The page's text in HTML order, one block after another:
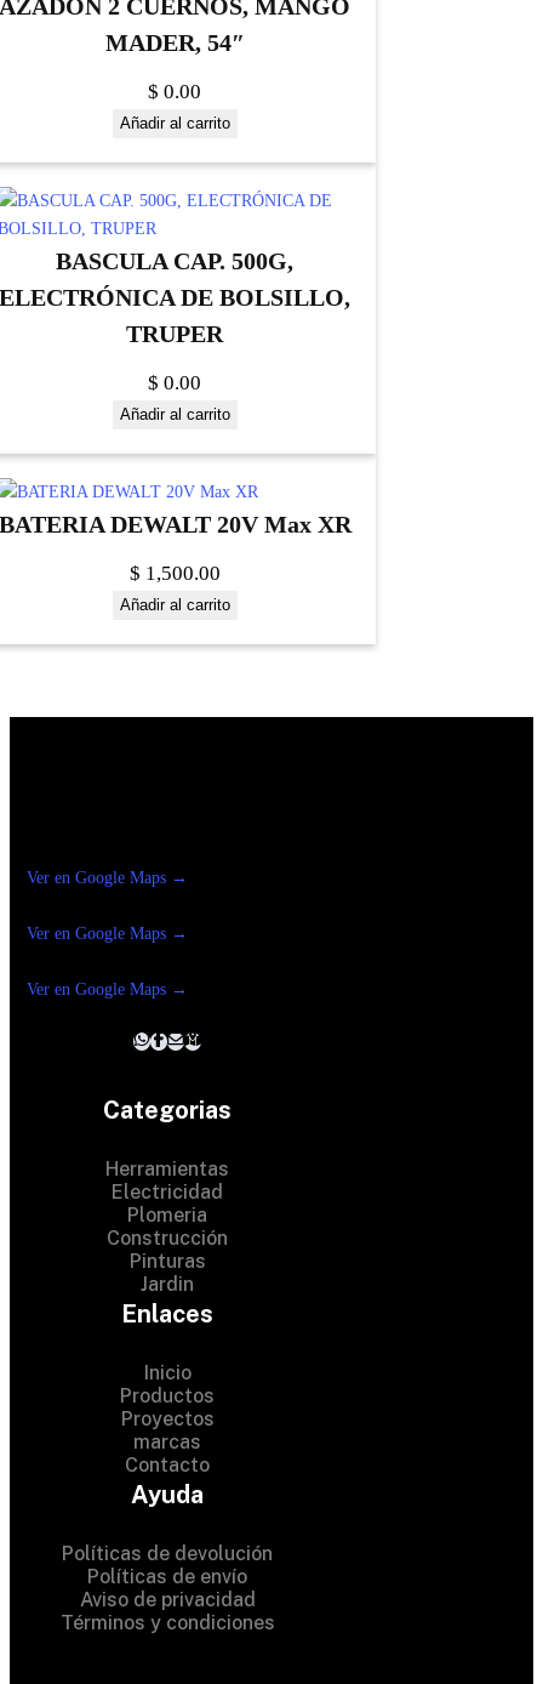
AZADON 2 CUERNOS, MANGO
MADER, 54″
$ 0.00
Añadir al carrito
BASCULA CAP. 500G,
ELECTRÓNICA DE BOLSILLO,
TRUPER
$ 0.00
Añadir al carrito
DEWALT 20V Max XR
$ 1,500.00
Añadir al carrito
Ver en Google Maps →
Ver en Google Maps →
Ver en Google Maps →
Categorias
Herramientas
Electricidad
Plomeria
Construcción
Pinturas
Jardin
Enlaces
Inicio
Productos
Proyectos
marcas
Contacto
Ayuda
Políticas de devolución
Políticas de envío
Aviso de privacidad
Términos y condiciones